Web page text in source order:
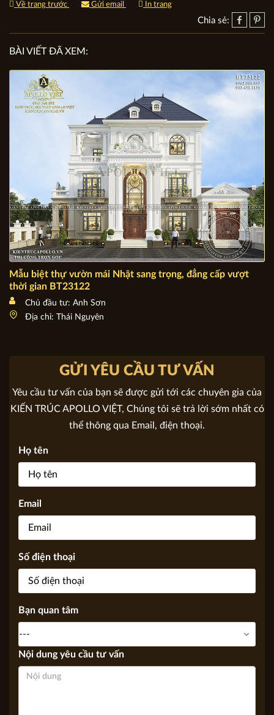
Về trang trước Gửi email In trang
Chia sẻ:
BÀI VIẾT ĐÃ XEM:
Mẫu biệt thự vườn mái Nhật sang trọng, đẳng cấp vượt
thời gian BT23122
Chủ đầu tư: Anh Sơn
Địa chỉ: Thái Nguyên
GỬI YÊU CẦU TƯ VẤN
Yêu cầu tư vấn của bạn sẽ được gửi tới các chuyên gia của
KIẾN TRÚC APOLLO VIỆT, Chúng tôi sẽ trả lời sớm nhất có
thể thông qua Email, điện thoại.
Họ tên
Email
Số điện thoại
Bạn quan tâm
Nội dung yêu cầu tư vấn